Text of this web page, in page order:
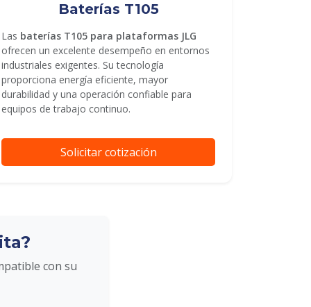
Baterías T105
Las baterías T105 para plataformas JLG
ofrecen un excelente desempeño en entornos
industriales exigentes. Su tecnología
proporciona energía eficiente, mayor
durabilidad y una operación confiable para
equipos de trabajo continuo.
Solicitar cotización
con su